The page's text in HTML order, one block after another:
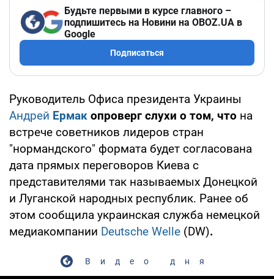
Будьте первыми в курсе главного –
подпишитесь на Новини на OBOZ.UA в
Google
Подписаться
Руководитель Офиса президента Украины
Андрей Ермак опроверг слухи о том, что на
встрече советников лидеров стран
"нормандского" формата будет согласована
дата прямых переговоров Киева с
представителями так называемых Донецкой
и Луганской народных республик. Ранее об
этом сообщила украинская служба немецкой
медиакомпании Deutsche Welle (DW).
Видео дня